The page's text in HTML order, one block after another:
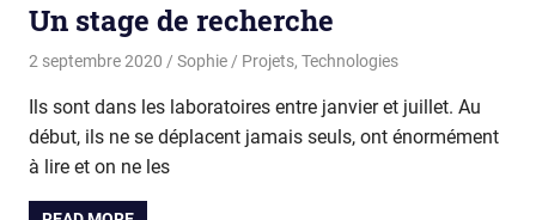
Un stage de recherche
2 septembre 2020 Sophie Projets, Technologies
Ils sont dans les laboratoires entre janvier et juillet. Au
début, ils ne se déplacent jamais seuls, ont énormément
à lire et on ne les